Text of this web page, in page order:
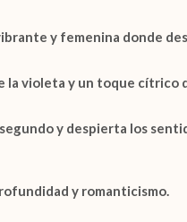
y femenina donde
la violeta y un toque cítrico
y despierta los
y romanticismo.